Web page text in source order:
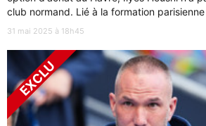
club normand. Lié à la formation parisienne
31 mai 2025 à 18h45